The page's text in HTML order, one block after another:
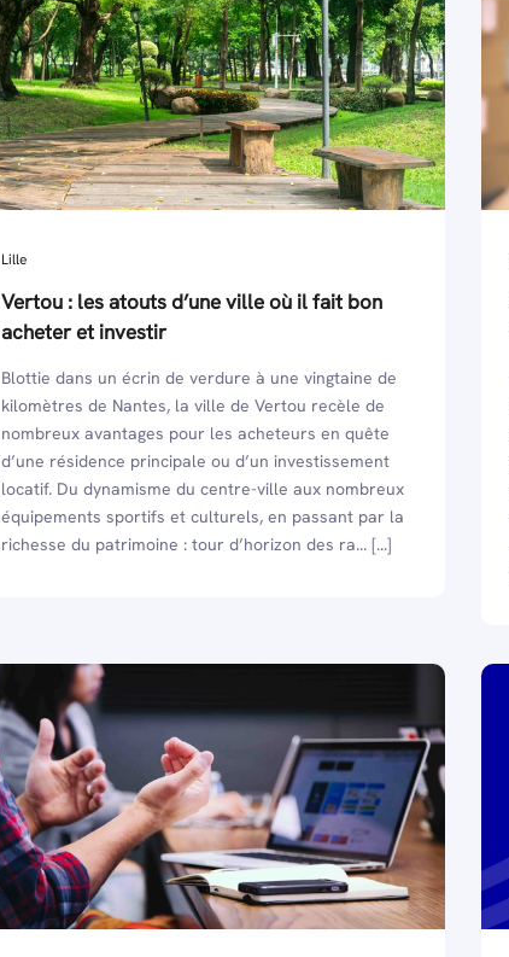
Lille
Vertou : les atouts d’une ville où il fait bon
acheter et investir
Blottie dans un écrin de verdure à une vingtaine de
kilomètres de Nantes, la ville de Vertou recèle de
nombreux avantages pour les acheteurs en quête
d’une résidence principale ou d’un investissement
locatif. Du dynamisme du centre-ville aux nombreux
équipements sportifs et culturels, en passant par la
richesse du patrimoine : tour d’horizon des ra... [...]